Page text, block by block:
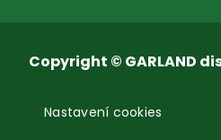
Copyright © GARLAND
Nastavení cookies